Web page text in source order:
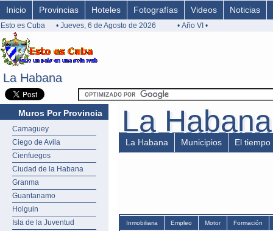
La Habana
La Habana
Inicio Provincias Hoteles Fotografías Videos Noticias
Esto es Cuba • Jueves, 6 de Agosto de 2026 • Año VI •
Muros Por Provincia
Camaguey
Ciego de Avila
Cienfuegos
Ciudad de la Habana
Granma
Guantanamo
Holguin
Isla de la Juventud
La
La Habana
La Habana Municipios El tiempo
Inmobiliaria Empleo Motor Formación